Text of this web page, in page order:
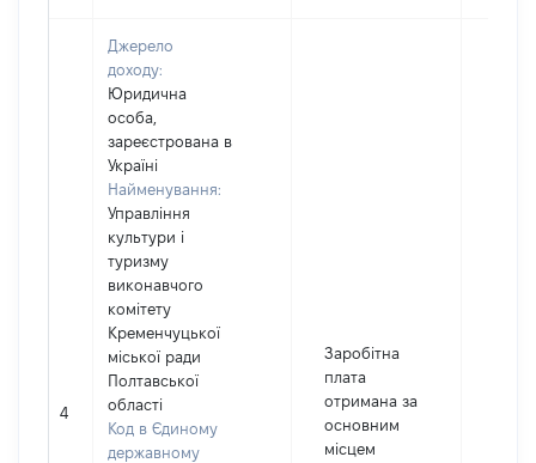
4
Джерело
доходу:
Юридична
особа,
зареєстрована в
Україні
Найменування:
Управління
культури і
туризму
виконавчого
комітету
Кременчуцької
міської ради
Полтавської
області
Код в Єдиному
державному
Заробітна
плата
отримана за
основним
місцем